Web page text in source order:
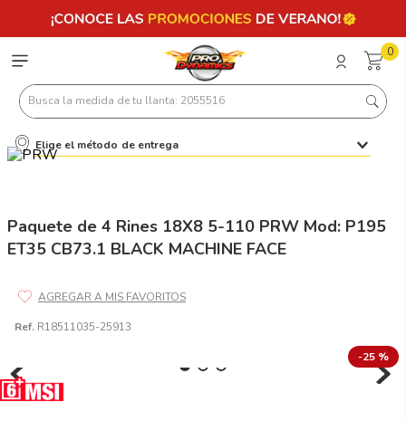
0
Busca la medida de tu llanta: 2055516
Elige el método de entrega
Paquete de 4 Rines 18X8 5-110 PRW Mod: P195
ET35 CB73.1 BLACK MACHINE FACE
Ref. R18511035-25913
-25 %
Términos más buscados
3.225
7 195 65 15